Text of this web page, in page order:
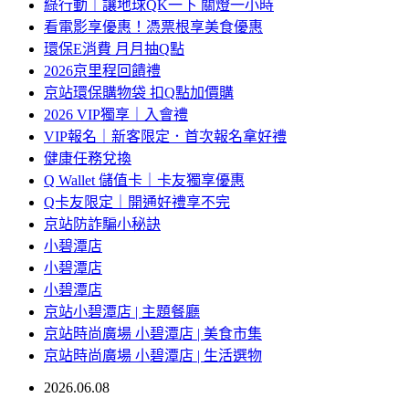
綠行動｜讓地球QK一下 關燈一小時
看電影享優惠！憑票根享美食優惠
環保E消費 月月抽Q點
2026京里程回饋禮
京站環保購物袋 扣Q點加價購
2026 VIP獨享｜入會禮
VIP報名｜新客限定．首次報名拿好禮
健康任務兌換
Q Wallet 儲值卡｜卡友獨享優惠
Q卡友限定｜開通好禮享不完
京站防詐騙小秘訣
小碧潭店
小碧潭店
小碧潭店
京站小碧潭店 | 主題餐廳
京站時尚廣場 小碧潭店 | 美食市集
京站時尚廣場 小碧潭店 | 生活選物
2026.06.08